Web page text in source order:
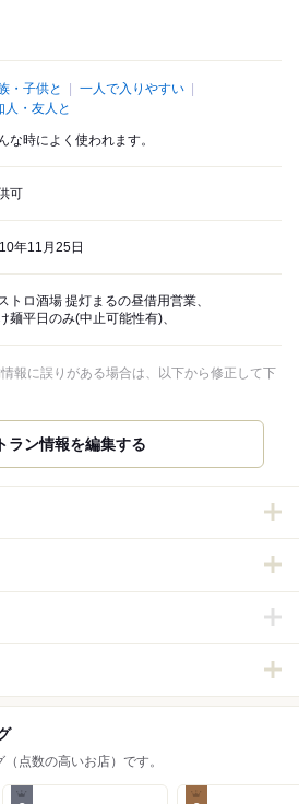
・子供と
一人で入りやすい
人・友人と
な時によく使われます。
可
年11月25日
トロ酒場 提灯まるの昼借用営業、
麺平日のみ(中止可能性有)、
報に誤りがある場合は、以下から修正して下
点数の高いお店）です。